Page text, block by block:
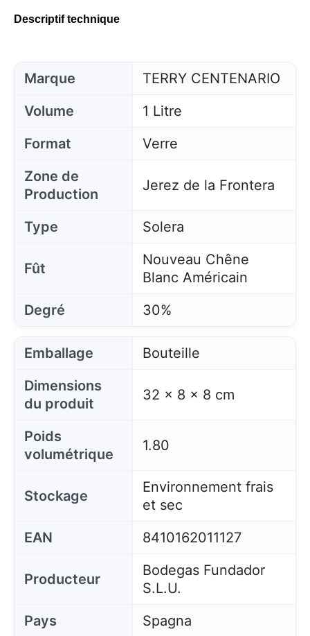
Descriptif technique
Marque
TERRY CENTENARIO
Volume
1 Litre
Format
Verre
Zone de
Production
Jerez de la Frontera
Type Solera
Fût
Nouveau Chêne
Blanc Américain
Degré
30%
Emballage
Bouteille
Dimensions
du produit
32 x 8 x 8 cm
Poids
volumétrique
1.80
Stockage
Environnement frais
et sec
EAN
8410162011127
Producteur
Bodegas Fundador
S.L.U.
Pays
Spagna